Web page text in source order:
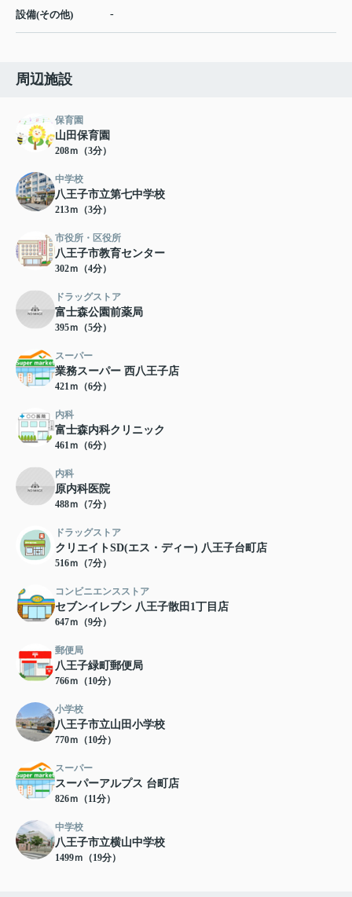
設備(その他) -
周辺施設
保育園
山田保育園
208ｍ（3分）
中学校
八王子市立第七中学校
213ｍ（3分）
市役所・区役所
八王子市教育センター
302ｍ（4分）
ドラッグストア
富士森公園前薬局
395ｍ（5分）
スーパー
業務スーパー 西八王子店
421ｍ（6分）
内科
富士森内科クリニック
461ｍ（6分）
内科
原内科医院
488ｍ（7分）
ドラッグストア
クリエイトSD(エス・ディー) 八王子台町店
516ｍ（7分）
コンビニエンスストア
セブンイレブン 八王子散田1丁目店
647ｍ（9分）
郵便局
八王子緑町郵便局
766ｍ（10分）
小学校
八王子市立山田小学校
770ｍ（10分）
スーパー
スーパーアルプス 台町店
826ｍ（11分）
中学校
八王子市立横山中学校
1499ｍ（19分）